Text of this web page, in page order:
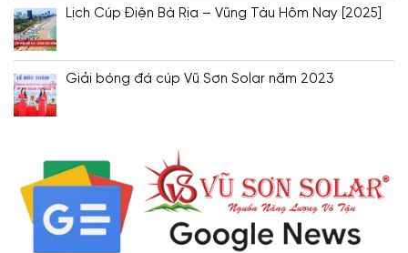
Lịch Cúp Điện Bà Rịa – Vũng Tàu Hôm Nay [2025]
Giải bóng đá cúp Vũ Sơn Solar năm 2023